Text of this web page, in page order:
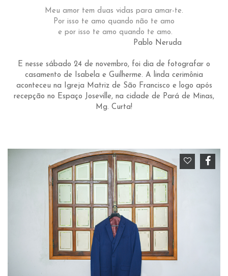
Meu amor tem duas vidas para amar-te.
Por isso te amo quando não te amo
e por isso te amo quando te amo.
Pablo Neruda
E nesse sábado 24 de novembro, foi dia de fotografar o
casamento de Isabela e Guilherme. A linda cerimônia
aconteceu na Igreja Matriz de São Francisco e logo após
recepção no Espaço Joseville, na cidade de Pará de Minas,
Mg. Curta!